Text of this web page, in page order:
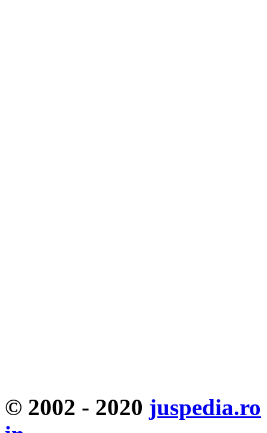
© 2002 - 2020 juspedia.ro